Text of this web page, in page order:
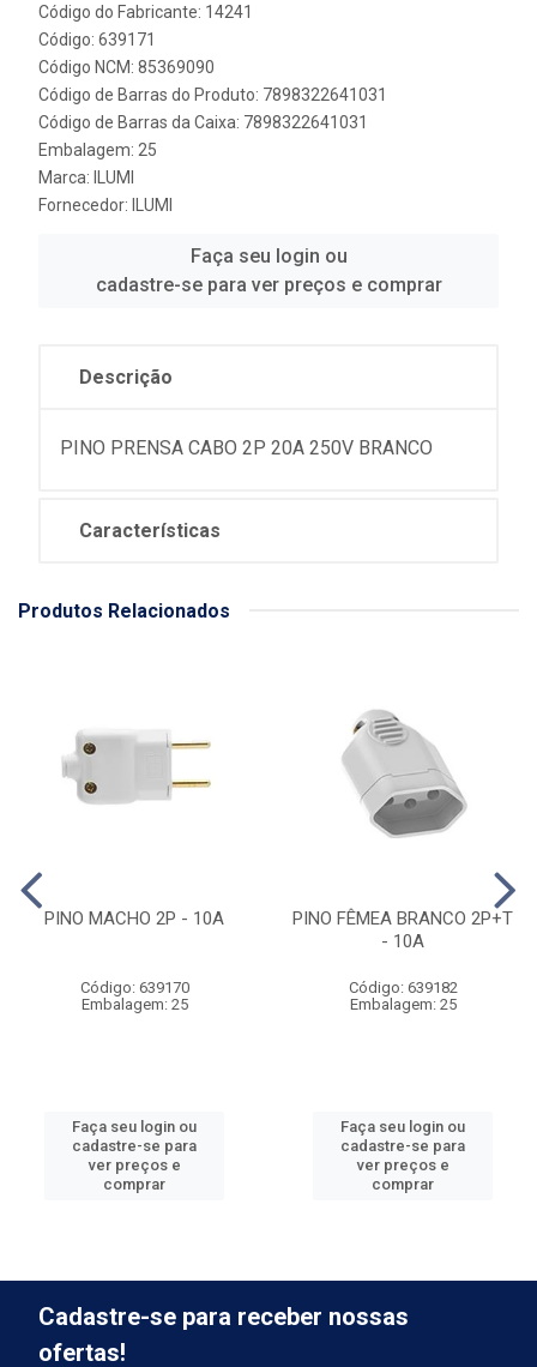
Código do Fabricante: 14241
Código: 639171
Código NCM: 85369090
Código de Barras do Produto: 7898322641031
Código de Barras da Caixa: 7898322641031
Embalagem: 25
Marca:
ILUMI
Fornecedor:
ILUMI
Faça seu login ou
cadastre-se para ver preços e comprar
Descrição
PINO PRENSA CABO 2P 20A 250V BRANCO
Características
Produtos Relacionados
PINO MACHO 2P - 10A
Código: 639170
Embalagem: 25
Faça seu login ou
cadastre-se para
ver preços e
comprar
PINO FÊMEA BRANCO 2P+T
- 10A
Código: 639182
Embalagem: 25
Faça seu login ou
cadastre-se para
ver preços e
comprar
Cadastre-se para receber nossas
ofertas!